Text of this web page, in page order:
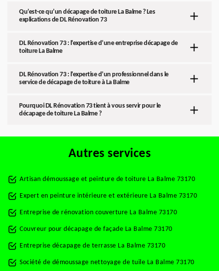
Qu’est-ce qu’un décapage de toiture La Balme ? Les
explications de DL Rénovation 73
DL Rénovation 73 : l’expertise d’une entreprise décapage de
toiture La Balme
DL Rénovation 73 : l’expertise d’un professionnel dans le
service de décapage de toiture à La Balme
Pourquoi DL Rénovation 73 tient à vous servir pour le
décapage de toiture La Balme ?
Autres services
Artisan démoussage et peinture de toiture La Balme 73170
Expert en peinture intérieure et extérieure La Balme 73170
Entreprise de rénovation couverture La Balme 73170
Couvreur pour décapage de façade La Balme 73170
Entreprise décapage de terrasse La Balme 73170
Société de démoussage nettoyage de tuile La Balme 73170